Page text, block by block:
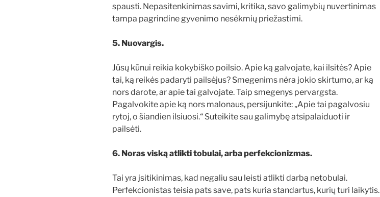
spausti. Nepasitenkinimas savimi, kritika, savo galimybių nuvertinimas
tampa pagrindine gyvenimo nesėkmių priežastimi.
5. Nuovargis.
Jūsų kūnui reikia kokybiško poilsio. Apie ką galvojate, kai ilsitės? Apie
tai, ką reikės padaryti pailsėjus? Smegenims nėra jokio skirtumo, ar ką
nors darote, ar apie tai galvojate. Taip smegenys pervargsta.
Pagalvokite apie ką nors malonaus, persijunkite: „Apie tai pagalvosiu
rytoj, o šiandien ilsiuosi.“ Suteikite sau galimybę atsipalaiduoti ir
pailsėti.
6. Noras viską atlikti tobulai, arba perfekcionizmas.
Tai yra įsitikinimas, kad negaliu sau leisti atlikti darbą netobulai.
Perfekcionistas teisia pats save, pats kuria standartus, kurių turi laikytis.